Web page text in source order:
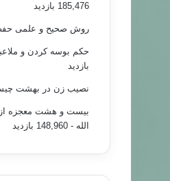
185,476 بازدید
روش صحیح و علمی
حکم بوسه کردن و
بازدید
نصیب زن در بهشت
بیست و هشت معجزه
الله - 148,960 بازدید